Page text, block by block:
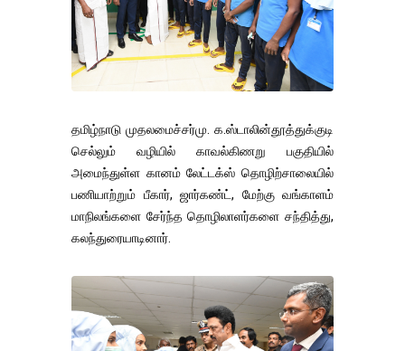
தமிழ்நாடு முதலமைச்சர்மு. க.ஸ்டாலின்தூத்துக்குடி
செல்லும் வழியில் காவல்கிணறு பகுதியில்
அமைந்துள்ள கானம் லேட்டக்ஸ் தொழிற்சாலையில்
பணியாற்றும் பீகார், ஜார்கண்ட், மேற்கு வங்காளம்
மாநிலங்களை சேர்ந்த தொழிலாளர்களை சந்தித்து,
கலந்துரையாடினார்.